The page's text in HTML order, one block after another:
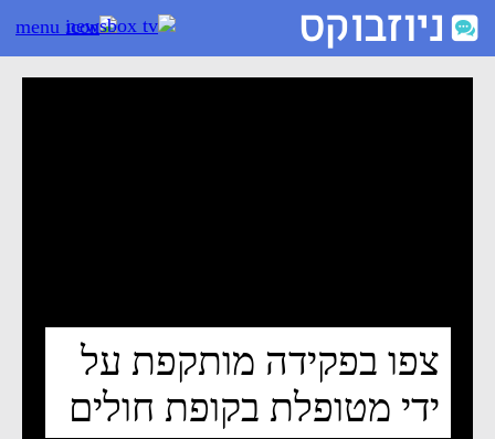
צפו בפקידה מותקפת על ידי מטופלת בקופת חולים - ניוזבוקס
צפו בפקידה מותקפת על
ידי מטופלת בקופת חולים